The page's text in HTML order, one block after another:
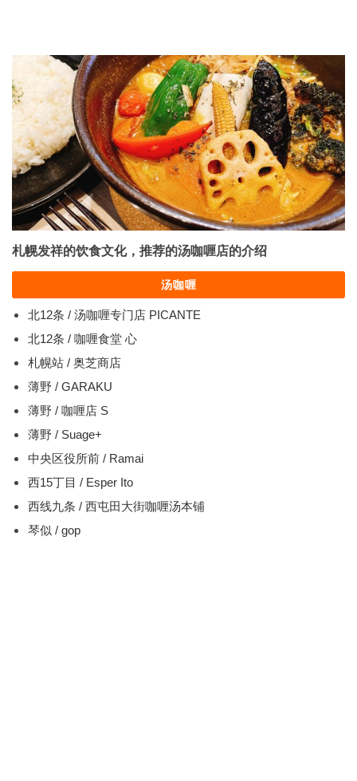
札幌发祥的饮食文化，推荐的汤咖喱店的介绍
汤咖喱
北12条 / 汤咖喱专门店 PICANTE
北12条 / 咖喱食堂 心
札幌站 / 奥芝商店
薄野 / GARAKU
薄野 / 咖喱店 S
薄野 / Suage+
中央区役所前 / Ramai
西15丁目 / Esper Ito
西线九条 / 西屯田大街咖喱汤本铺
琴似 / gop